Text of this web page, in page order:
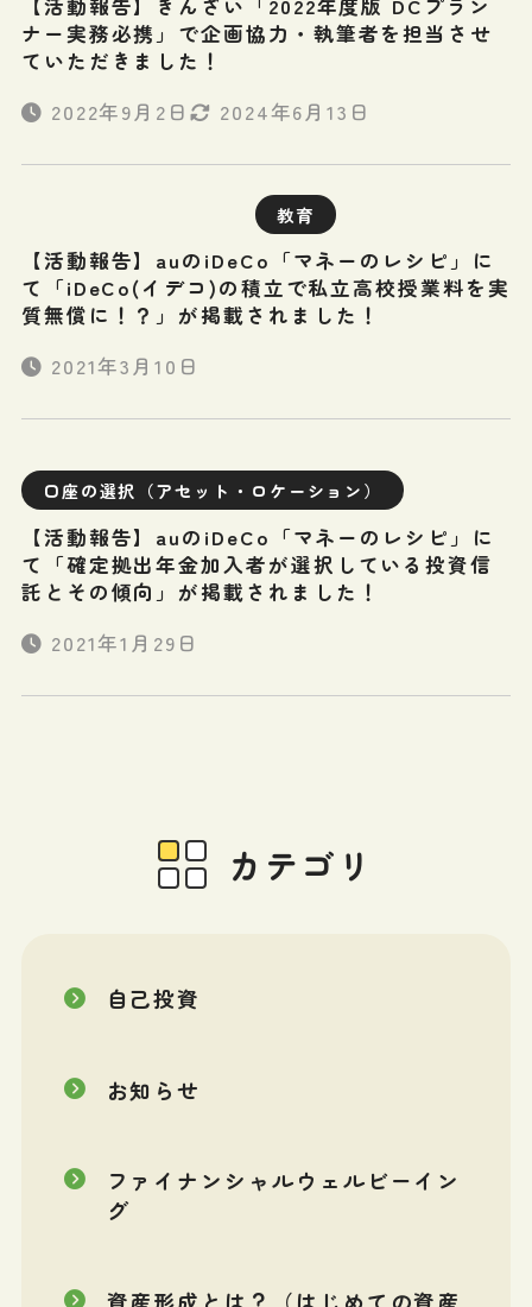
【活動報告】きんざい「2022年度版 DCプラン
ナー実務必携」で企画協力・執筆者を担当させ
ていただきました！
2022年9月2日
2024年6月13日
教育
【活動報告】auのiDeCo「マネーのレシピ」に
て「iDeCo(イデコ)の積立で私立高校授業料を実
質無償に！？」が掲載されました！
2021年3月10日
口座の選択（アセット・ロケーション）
【活動報告】auのiDeCo「マネーのレシピ」に
て「確定拠出年金加入者が選択している投資信
託とその傾向」が掲載されました！
2021年1月29日
カテゴリ
自己投資
お知らせ
ファイナンシャルウェルビーイン
グ
資産形成とは？（はじめての資産